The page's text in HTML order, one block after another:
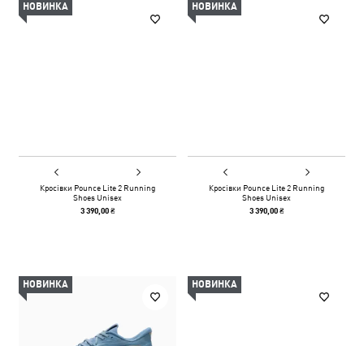
НОВИНКА
Кросівки Pounce Lite 2 Running
Shoes Unisex
3 390,00 ₴
НОВИНКА
Кросівки Pounce Lite 2 Running
Shoes Unisex
3 390,00 ₴
НОВИНКА НОВИНКА